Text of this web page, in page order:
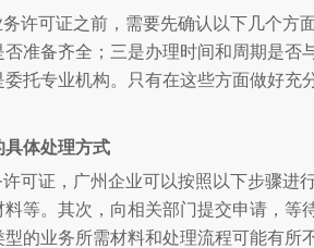
许可证之前，需要先确认以下几个方
准备齐全；三是办理时间和周期是否
托专业机构。只有在这些方面做好充
具体处理方式
可证，广州企业可以按照以下步骤进
等。其次，向相关部门提交申请，等
的业务所需材料和处理流程可能有所